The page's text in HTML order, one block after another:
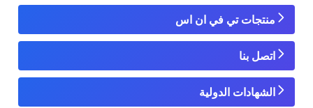
منتجات تي في ان اس
اتصل بنا
الشهادات الدولية